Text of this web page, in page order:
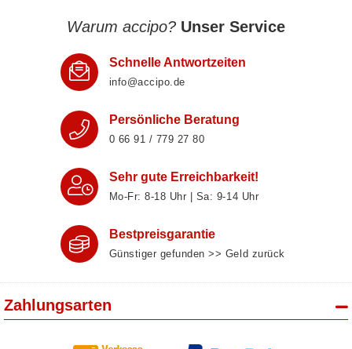
Warum accipo? Unser Service
Schnelle Antwortzeiten
info@accipo.de
Persönliche Beratung
0 66 91 / 779 27 80
Sehr gute Erreichbarkeit!
Mo-Fr: 8‑18 Uhr | Sa: 9‑14 Uhr
Bestpreisgarantie
Günstiger gefunden >> Geld zurück
Zahlungsarten